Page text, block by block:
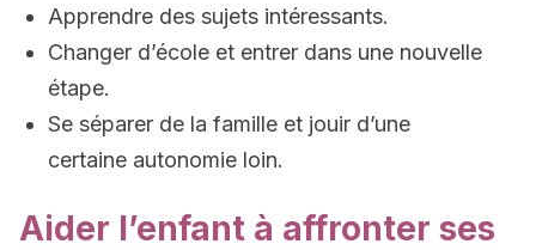
Apprendre des sujets intéressants.
Changer d’école et entrer dans une nouvelle
étape.
Se séparer de la famille et jouir d’une
certaine autonomie loin.
Aider l’enfant à affronter ses